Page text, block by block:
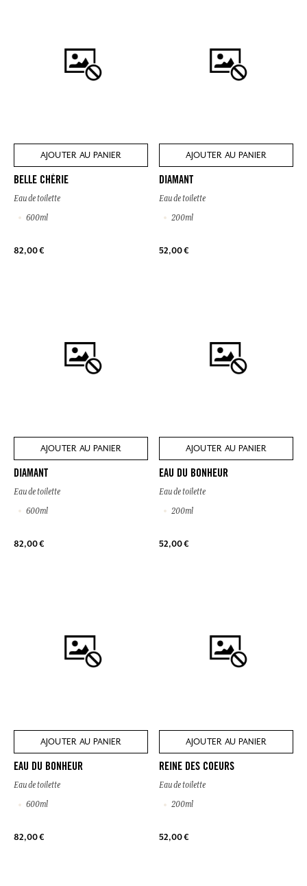
AJOUTER AU PANIER
BELLE CHÉRIE
Eau de toilette
600ml
82,00 €
AJOUTER AU PANIER
DIAMANT
Eau de toilette
200ml
52,00 €
AJOUTER AU PANIER
DIAMANT
Eau de toilette
600ml
82,00 €
AJOUTER AU PANIER
EAU DU BONHEUR
Eau de toilette
200ml
52,00 €
AJOUTER AU PANIER
EAU DU BONHEUR
Eau de toilette
600ml
82,00 €
AJOUTER AU PANIER
REINE DES COEURS
Eau de toilette
200ml
52,00 €